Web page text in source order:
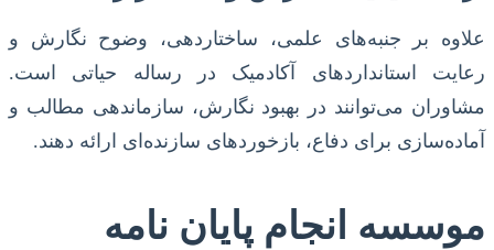
علاوه بر جنبه‌های علمی، ساختاردهی، وضوح نگارش و
رعایت استانداردهای آکادمیک در رساله حیاتی است.
مشاوران می‌توانند در بهبود نگارش، سازماندهی مطالب و
آماده‌سازی برای دفاع، بازخوردهای سازنده‌ای ارائه دهند.
موسسه انجام پایان نامه